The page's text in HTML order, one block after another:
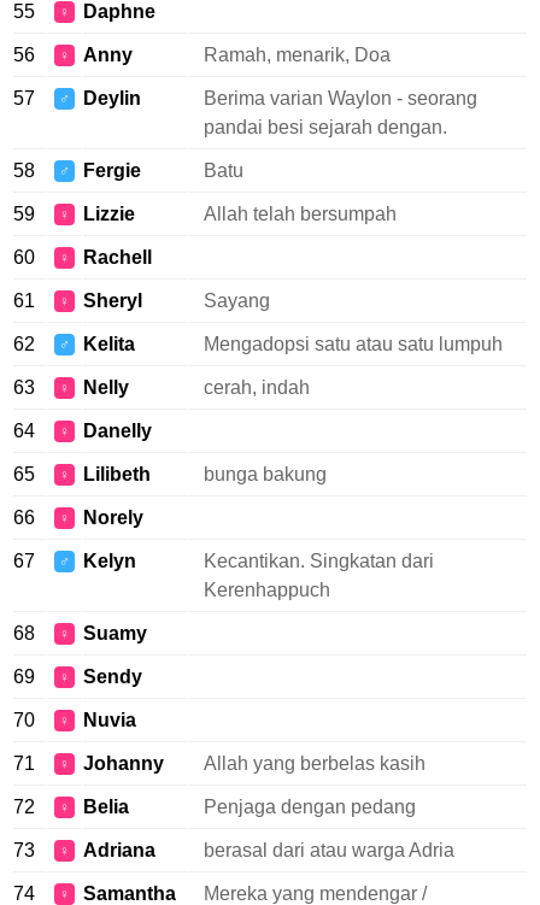
55 ♀ Daphne
56 ♀ Anny Ramah, menarik, Doa
57 ♂ Deylin
Berima varian Waylon - seorang
pandai besi sejarah dengan.
58 ♂ Fergie Batu
59 ♀ Lizzie Allah telah bersumpah
60 ♀ Rachell
61 ♀ Sheryl Sayang
62 ♂ Kelita Mengadopsi satu atau satu lumpuh
63 ♀ Nelly cerah, indah
64 ♀ Danelly
65 ♀ Lilibeth bunga bakung
66 ♀ Norely
67 ♂ Kelyn
Kecantikan. Singkatan dari
Kerenhappuch
68 ♀ Suamy
69 ♀ Sendy
70 ♀ Nuvia
71 ♀ Johanny Allah yang berbelas kasih
72 ♀ Belia Penjaga dengan pedang
73 ♀ Adriana berasal dari atau warga Adria
74 ♀ Samantha
Mereka yang mendengar /